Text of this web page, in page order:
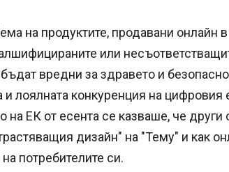
на продуктите, продавани онлайн
или
вредни за здравето и
и лоялната конкуренция на цифровия
на ЕК от есента се казваше, че други
дизайн" на "Тему" и как
потребителите си.